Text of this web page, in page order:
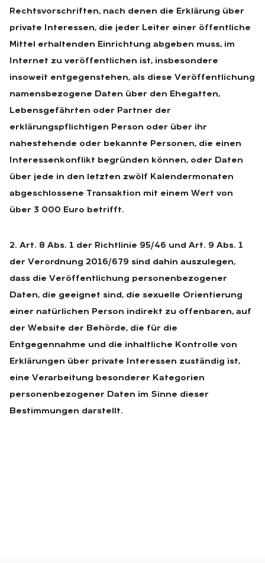
Rechtsvorschriften, nach denen die Erklärung über
private Interessen, die jeder Leiter einer öffentliche
Mittel erhaltenden Einrichtung abgeben muss, im
Internet zu veröffentlichen ist, insbesondere
insoweit entgegenstehen, als diese Veröffentlichung
namensbezogene Daten über den Ehegatten,
Lebensgefährten oder Partner der
erklärungspflichtigen Person oder über ihr
nahestehende oder bekannte Personen, die einen
Interessenkonflikt begründen können, oder Daten
über jede in den letzten zwölf Kalendermonaten
abgeschlossene Transaktion mit einem Wert von
über 3 000 Euro betrifft.
2. Art. 8 Abs. 1 der Richtlinie 95/46 und Art. 9 Abs. 1
der Verordnung 2016/679 sind dahin auszulegen,
dass die Veröffentlichung personenbezogener
Daten, die geeignet sind, die sexuelle Orientierung
einer natürlichen Person indirekt zu offenbaren, auf
der Website der Behörde, die für die
Entgegennahme und die inhaltliche Kontrolle von
Erklärungen über private Interessen zuständig ist,
eine Verarbeitung besonderer Kategorien
personenbezogener Daten im Sinne dieser
Bestimmungen darstellt.